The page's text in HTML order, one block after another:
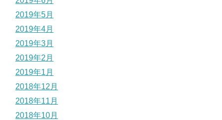
2019年5月
2019年4月
2019年3月
2019年2月
2019年1月
2018年12月
2018年11月
2018年10月